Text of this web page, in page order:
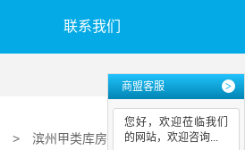
联系我们
> 滨州甲类库房泄爆墙
商盟客服 >
您好，欢迎莅临我们
的网站，欢迎咨询...